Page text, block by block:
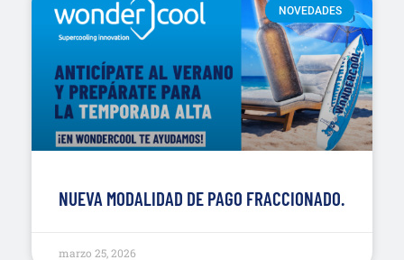
NOVEDADES
NUEVA MODALIDAD DE PAGO FRACCIONADO.
marzo 25, 2026